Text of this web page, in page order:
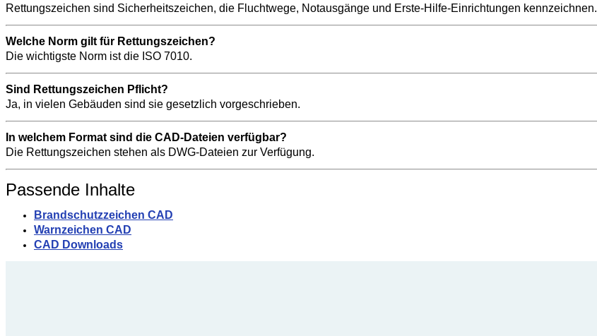
Rettungszeichen sind Sicherheitszeichen, die Fluchtwege, Notausgänge und Erste-Hilfe-Einrichtungen kennzeichnen.
Welche Norm gilt für Rettungszeichen?
Die wichtigste Norm ist die ISO 7010.
Sind Rettungszeichen Pflicht?
Ja, in vielen Gebäuden sind sie gesetzlich vorgeschrieben.
In welchem Format sind die CAD-Dateien verfügbar?
Die Rettungszeichen stehen als DWG-Dateien zur Verfügung.
Passende Inhalte
Brandschutzzeichen CAD
Warnzeichen CAD
CAD Downloads